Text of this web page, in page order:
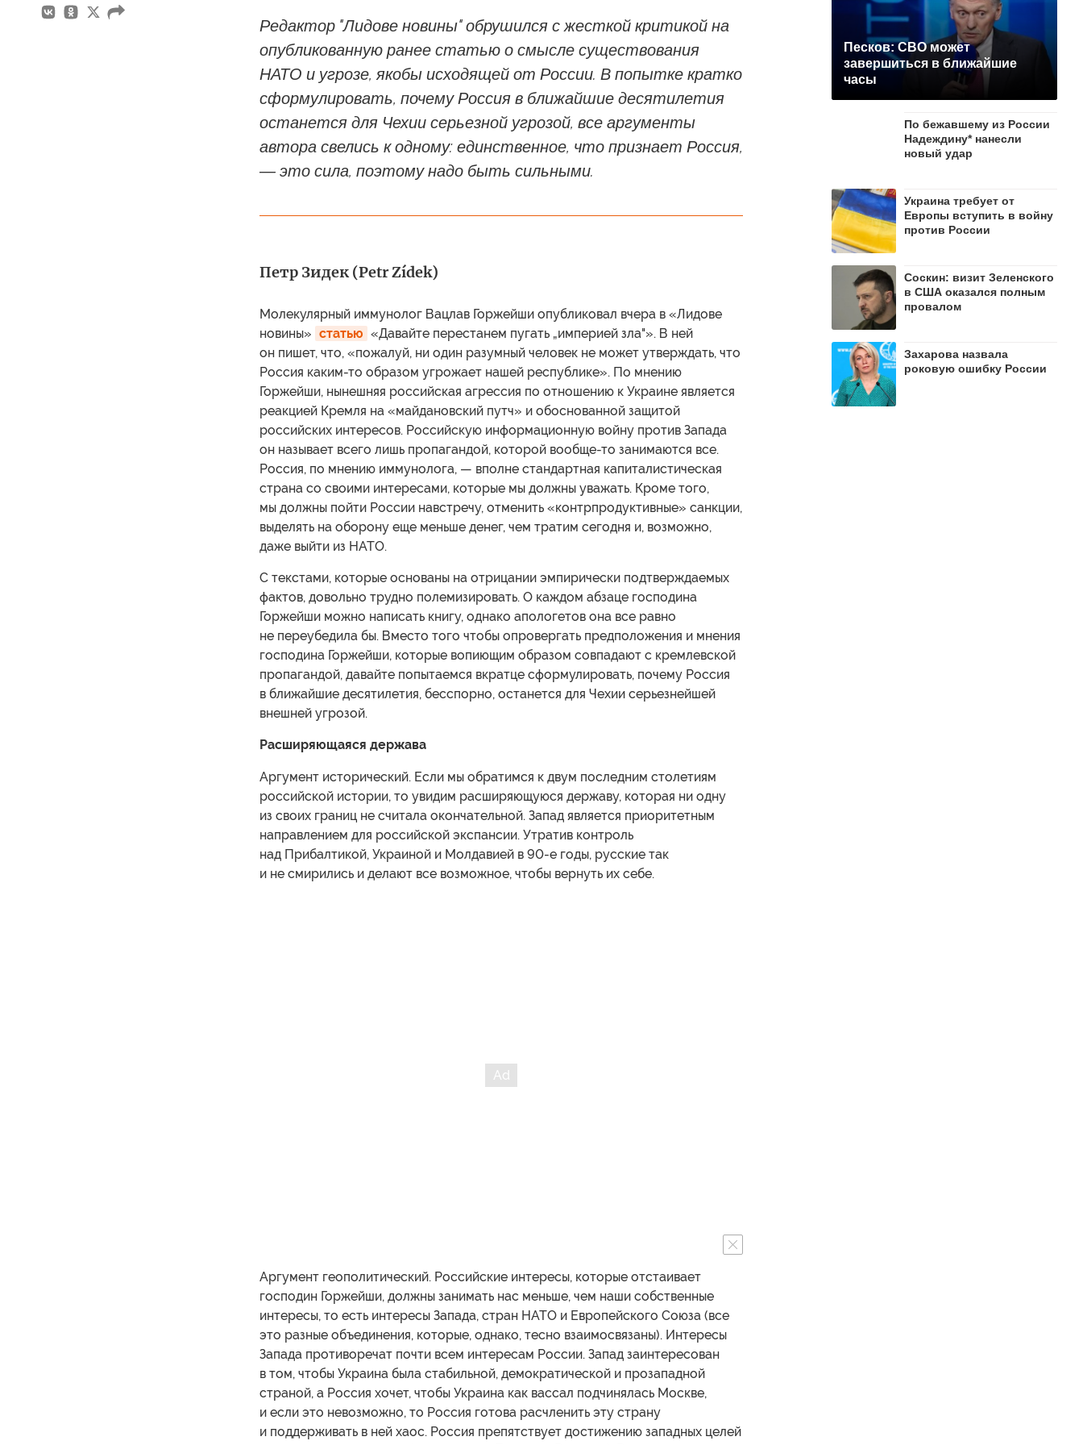
Редактор "Лидове новины" обрушился с жесткой критикой на
опубликованную ранее статью о смысле существования
НАТО и угрозе, якобы исходящей от России. В попытке кратко
сформулировать, почему Россия в ближайшие десятилетия
останется для Чехии серьезной угрозой, все аргументы
автора свелись к одному: единственное, что признает Россия,
― это сила, поэтому надо быть сильными.
Петр Зидек (Petr Zídek)
Молекулярный иммунолог Вацлав Горжейши опубликовал вчера в «Лидове
новины» статью «Давайте перестанем пугать „империей зла"». В ней
он пишет, что, «пожалуй, ни один разумный человек не может утверждать, что
Россия каким-то образом угрожает нашей республике». По мнению
Горжейши, нынешняя российская агрессия по отношению к Украине является
реакцией Кремля на «майдановский путч» и обоснованной защитой
российских интересов. Российскую информационную войну против Запада
он называет всего лишь пропагандой, которой вообще-то занимаются все.
Россия, по мнению иммунолога, — вполне стандартная капиталистическая
страна со своими интересами, которые мы должны уважать. Кроме того,
мы должны пойти России навстречу, отменить «контрпродуктивные» санкции,
выделять на оборону еще меньше денег, чем тратим сегодня и, возможно,
даже выйти из НАТО.
С текстами, которые основаны на отрицании эмпирически подтверждаемых
фактов, довольно трудно полемизировать. О каждом абзаце господина
Горжейши можно написать книгу, однако апологетов она все равно
не переубедила бы. Вместо того чтобы опровергать предположения и мнения
господина Горжейши, которые вопиющим образом совпадают с кремлевской
пропагандой, давайте попытаемся вкратце сформулировать, почему Россия
в ближайшие десятилетия, бесспорно, останется для Чехии серьезнейшей
внешней угрозой.
Расширяющаяся держава
Аргумент исторический. Если мы обратимся к двум последним столетиям
российской истории, то увидим расширяющуюся державу, которая ни одну
из своих границ не считала окончательной. Запад является приоритетным
направлением для российской экспансии. Утратив контроль
над Прибалтикой, Украиной и Молдавией в 90-е годы, русские так
и не смирились и делают все возможное, чтобы вернуть их себе.
Аргумент геополитический. Российские интересы, которые отстаивает
господин Горжейши, должны занимать нас меньше, чем наши собственные
интересы, то есть интересы Запада, стран НАТО и Европейского Союза (все
это разные объединения, которые, однако, тесно взаимосвязаны). Интересы
Запада противоречат почти всем интересам России. Запад заинтересован
в том, чтобы Украина была стабильной, демократической и прозападной
страной, а Россия хочет, чтобы Украина как вассал подчинялась Москве,
и если это невозможно, то Россия готова расчленить эту страну
и поддерживать в ней хаос. Россия препятствует достижению западных целей
Песков: СВО может
завершиться в ближайшие
часы
По бежавшему из России
Надеждину* нанесли
новый удар
Украина требует от
Европы вступить в войну
против России
Соскин: визит Зеленского
в США оказался полным
провалом
Захарова назвала
роковую ошибку России